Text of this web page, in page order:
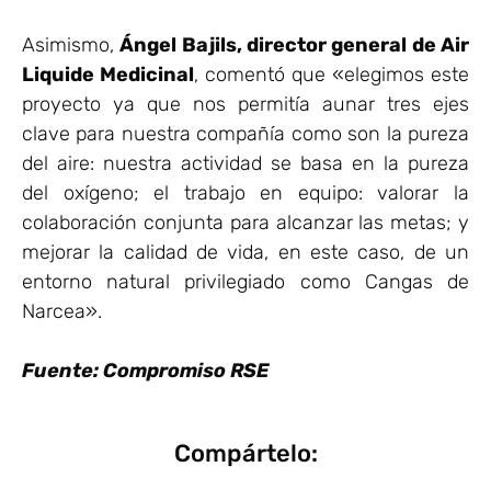
Asimismo,Ángel Bajils, director general de Air
Liquide Medicinal, comentó que «elegimos este
proyecto ya que nos permitía aunar tres ejes
clave para nuestra compañía como son la pureza
del aire: nuestra actividad se basa en la pureza
del oxígeno; el trabajo en equipo: valorar la
colaboración conjunta para alcanzar las metas; y
mejorar la calidad de vida, en este caso, de un
entorno natural privilegiado como Cangas de
Narcea».
Fuente: Compromiso RSE
Compártelo: